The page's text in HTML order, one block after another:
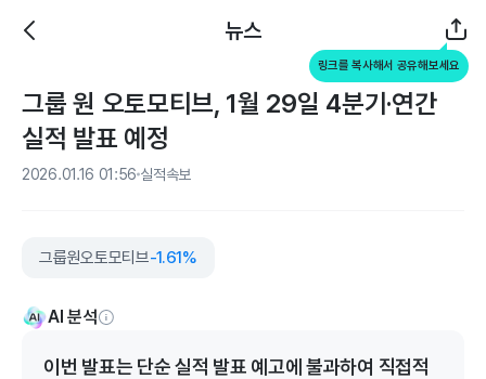
뉴스
링크를 복사해서 공유해보세요
그룹 원 오토모티브, 1월 29일 4분기·연간
실적 발표 예정
2026.01.16 01:56 실적속보
그룹원오토모티브-1.61%
AI 분석
이번 발표는 단순 실적 발표 예고에 불과하여 직접적